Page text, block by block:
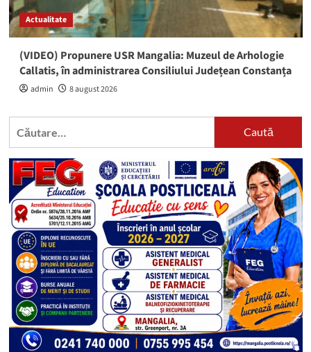
Actualitate
(VIDEO) Propunere USR Mangalia: Muzeul de Arhologie
Callatis, în administrarea Consiliului Județean Constanța
admin 8 august 2026
Caută